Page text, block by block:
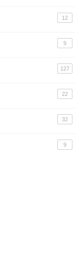
12
9
127
22
32
9